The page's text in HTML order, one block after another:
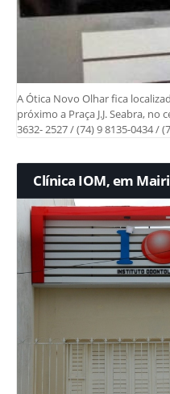
A Ótica Novo Olhar fica
próximo a Praça J.J. Seabra,
3632- 2527 / (74) 9 8135-0434 /
Clínica IOM, em Mairi